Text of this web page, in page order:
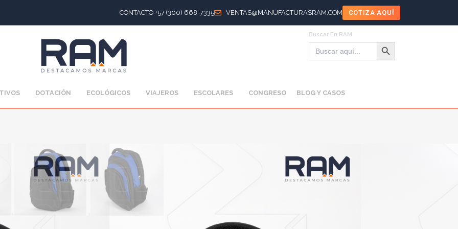
CONTACTO +57 (300) 668-7335 VENTAS@MANUFACTURASRAM.COM COTIZA AQUÍ
Buscar En RAM
Buscar: Botón de búsqueda
DOTACIÓN ECOLÓGICOS VIAJEROS ESCOLARES CONGRESO BLOG Y CASOS
Escolar
Morrales escolares
MORRAL ESCOLAR 051